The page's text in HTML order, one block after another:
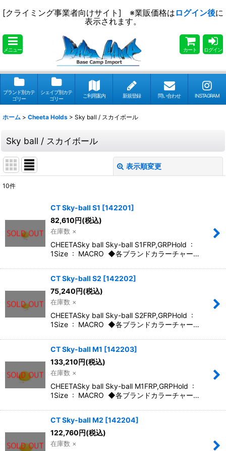
[クライミング事業者向けサイト] ※業販価格は ログイン後に
表示されます。
メニュー カート ログイン
ブランド別カテ
ゴリー
シェイプ別カテ
ゴリー
ご利用案内 新規登録 問い合わせ INSTAGRAM
ホーム > Cheeta Holds > Sky ball / スカイボール
Sky ball / スカイボール
表示順変更
絞り込む
10件
CT Sky-ball S1 [142201]
82,610円(税込)
在庫数 ×
CHEETASky ball Sky-ball S1FRP,GRPHold :
1Size : MACRO ◆各ブランドカラーチャー…
CT Sky-ball S2 [142202]
75,240円(税込)
在庫数 ×
CHEETASky ball Sky-ball S2FRP,GRPHold :
1Size : MACRO ◆各ブランドカラーチャー…
CT Sky-ball M1 [142203]
133,210円(税込)
在庫数 ×
CHEETASky ball Sky-ball M1FRP,GRPHold :
1Size : MACRO ◆各ブランドカラーチャー…
CT Sky-ball M2 [142204]
122,760円(税込)
在庫数 ×